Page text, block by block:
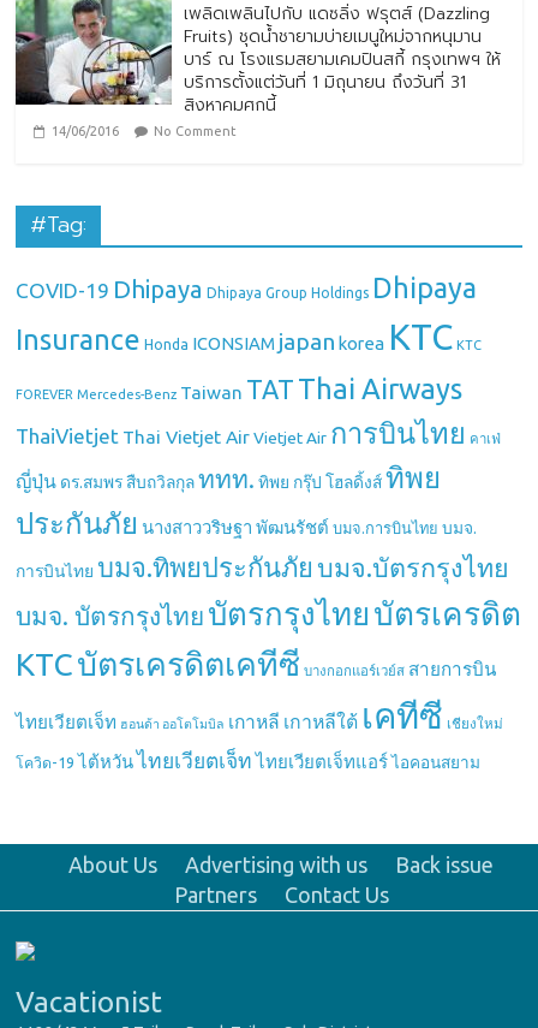
เพลิดเพลินไปกับ แดซลิ่ง ฟรุตส์ (Dazzling
Fruits) ชุดน้ำชายามบ่ายเมนูใหม่จากหนุมาน
บาร์ ณ โรงแรมสยามเคมปินสกี้ กรุงเทพฯ ให้
บริการตั้งแต่วันที่ 1 มิถุนายน ถึงวันที่ 31
สิงหาคมศกนี้
14/06/2016 No Comment
#Tag:
COVID-19 Dhipaya Dhipaya Group Holdings Dhipaya
Insurance Honda ICONSIAM japan korea KTC KTC
FOREVER Mercedes-Benz Taiwan TAT Thai Airways
ThaiVietjet Thai Vietjet Air Vietjet Air การบินไทย คาเฟ่
ญี่ปุ่น ดร.สมพร สืบถวิลกุล ททท. ทิพย กรุ๊ป โฮลดิ้งส์ ทิพย
ประกันภัย นางสาววริษฐา พัฒนรัชต์ บมจ.การบินไทย บมจ.
การบินไทย บมจ.ทิพยประกันภัย บมจ.บัตรกรุงไทย
บมจ. บัตรกรุงไทย บัตรกรุงไทย บัตรเครดิต
KTCบัตรเครดิตเคทีซี บางกอกแอร์เวย์ส สายการบิน
ไทยเวียตเจ็ท ฮอนด้า ออโตโมบิล เกาหลี เกาหลีใต้ เคทีซี เชียงใหม่
โควิด-19 ไต้หวัน ไทยเวียตเจ็ท ไทยเวียตเจ็ทแอร์ ไอคอนสยาม
About Us Advertising with us
Back issue
Partners
Contact Us
Vacationist